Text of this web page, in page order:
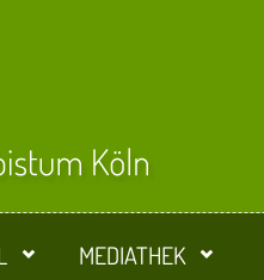
MEDIATHEK